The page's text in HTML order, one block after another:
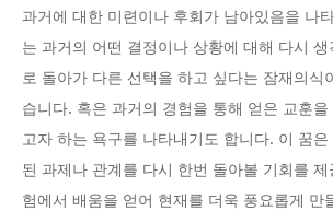
과거에 대한 미련이나 후회가 남아있음을 나
는 과거의 어떤 결정이나 상황에 대해 다시
로 돌아가 다른 선택을 하고 싶다는 잠재의식
습니다. 혹은 과거의 경험을 통해 얻은 교훈
고자 하는 욕구를 나타내기도 합니다. 이 꿈
된 과제나 관계를 다시 한번 돌아볼 기회를
험에서 배움을 얻어 현재를 더욱 풍요롭게 만